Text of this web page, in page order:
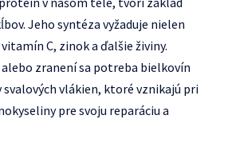
Jeho syntéza vyžaduje nielen
C, zinok a ďalšie živiny.
alebo zranení sa potreba bielkovín
svalových vlákien, ktoré vznikajú pri
pre svoju reparáciu a